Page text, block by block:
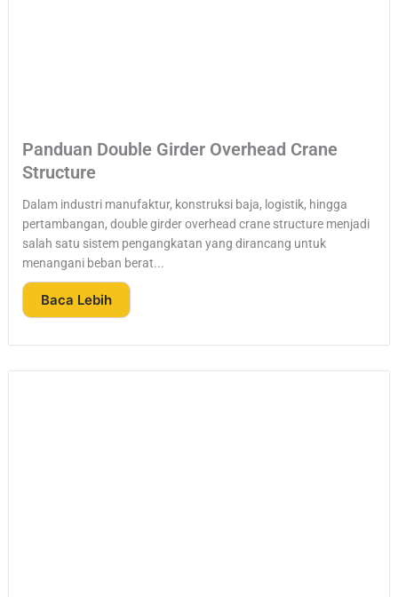
Panduan Double Girder Overhead Crane
Structure
Dalam industri manufaktur, konstruksi baja, logistik, hingga
pertambangan, double girder overhead crane structure menjadi
salah satu sistem pengangkatan yang dirancang untuk
menangani beban berat...
Baca Lebih